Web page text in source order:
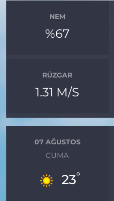
NEM
%67
RÜZGAR
1.31 M/S
07 AĞUSTOS
CUMA
23°